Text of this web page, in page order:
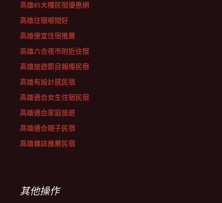
高雄85大樓民宿優惠網
高雄住宿哪間好
高雄便宜住宿推薦
高雄六合夜市附近住宿
高雄旅遊節目報導民宿
高雄有設計感民宿
高雄適合女生住宿民宿
高雄適合家庭旅遊
高雄適合親子民宿
高雄雜誌推薦民宿
其他操作